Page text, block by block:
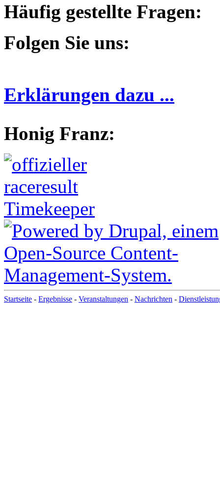
Häufig gestellte Fragen:
Folgen Sie uns:
Erklärungen dazu ...
Honig Franz:
Startseite - Ergebnisse - Veranstaltungen - Nachrichten -